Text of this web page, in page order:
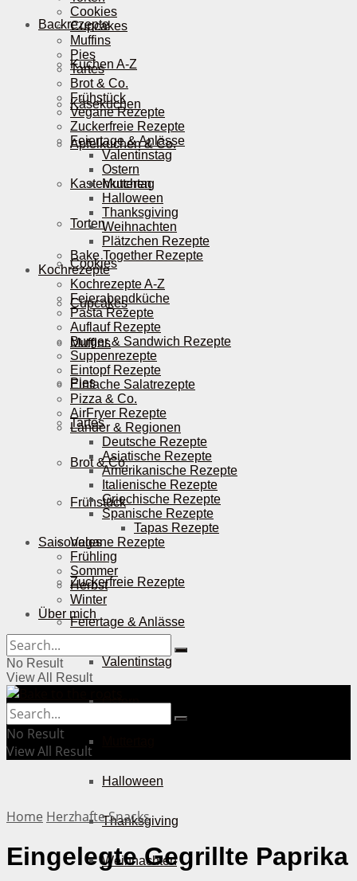
Backrezepte
Kuchen A-Z
Käsekuchen
Apfelkuchen & Co.
Kastenkuchen
Torten
Cookies
Cupcakes
Muffins
Pies
Tartes
Brot & Co.
Frühstück
Vegane Rezepte
Zuckerfreie Rezepte
Feiertage & Anlässe
Valentinstag
Ostern
Halloween
Thanksgiving
Weihnachten
Cookies
Cupcakes
Muffins
Pies
Tartes
Brot & Co.
Frühstück
Vegane Rezepte
Zuckerfreie Rezepte
Feiertage & Anlässe
Valentinstag
Ostern
Muttertag
Halloween
Thanksgiving
Weihnachten
Plätzchen Rezepte
Bake Together Rezepte
Kochrezepte
Kochrezepte A-Z
Feierabendküche
Pasta Rezepte
Auflauf Rezepte
Burger & Sandwich Rezepte
Suppenrezepte
Eintopf Rezepte
Einfache Salatrezepte
Pizza & Co.
AirFryer Rezepte
Länder & Regionen
Deutsche Rezepte
Asiatische Rezepte
Amerikanische Rezepte
Italienische Rezepte
Griechische Rezepte
Spanische Rezepte
Tapas Rezepte
Saisonales
Frühling
Sommer
Herbst
Winter
Über mich
No Result
View All Result
No Result
View All Result
Home Herzhafte Snacks
Eingelegte Gegrillte Paprika